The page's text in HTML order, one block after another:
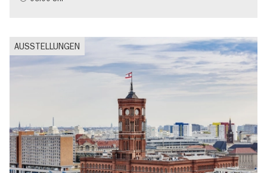
AUSSTELLUNGEN